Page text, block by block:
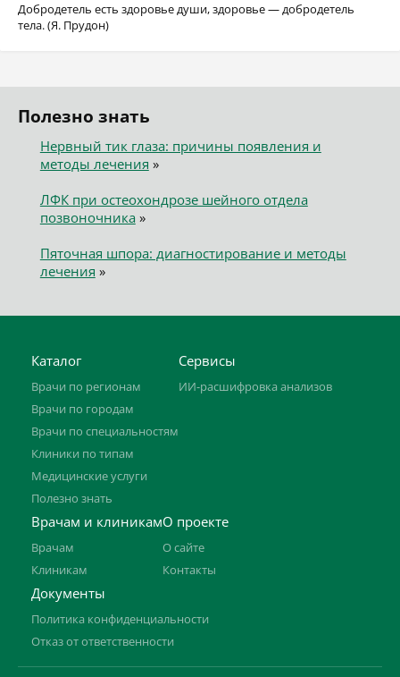
Добродетель есть здоровье души, здоровье — добродетель
тела. (Я. Прудон)
Полезно знать
Нервный тик глаза: причины появления и
методы лечения »
ЛФК при остеохондрозе шейного отдела
позвоночника»
Пяточная шпора: диагностирование и методы
лечения »
Каталог
Врачи по регионам
Врачи по городам
Врачи по специальностям
Клиники по типам
Медицинские услуги
Полезно знать
Сервисы
ИИ-расшифровка анализов
Врачам и клиникам
Врачам
Клиникам
О проекте
О сайте
Контакты
Документы
Политика конфиденциальности
Отказ от ответственности